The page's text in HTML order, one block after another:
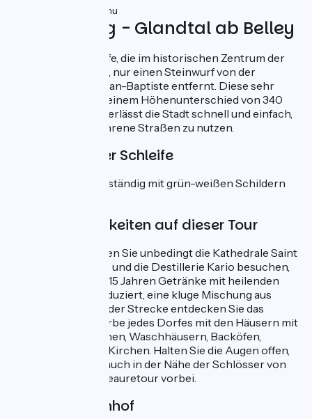
(81%) Inconnu
Fahrradweg - Glandtal ab Belley
Eine Fahrradschleife, die im historischen Zentrum der
Stadt Belley startet, nur einen Steinwurf von der
Kathedrale Saint Jean-Baptiste entfernt. Diese sehr
flache Strecke mit einem Höhenunterschied von 340
Metern auf 39 km verlässt die Stadt schnell und einfach,
um nur wenig befahrene Straßen zu nutzen.
Markierung der Schleife
Die Schleife ist vollständig mit grün-weißen Schildern
Sehenswürdigkeiten auf dieser Tour
In Belley sollten Sie unbedingt die Kathedrale Saint
Jean-Baptiste und die Destillerie Kario besuchen,
die seit über 115 Jahren Getränke mit heilenden
Kräutern produziert, eine kluge Mischung aus
Pflanzen. Auf der Strecke entdecken Sie das
historische Erbe jedes Dorfes mit den Häusern mit
Zinnen, Brunnen, Waschhäusern, Backöfen,
Kapellen und Kirchen. Halten Sie die Augen offen,
Sie kommen auch in der Nähe der Schlösser von
Andert und Beauretour vorbei.
Nächster Bahnhof